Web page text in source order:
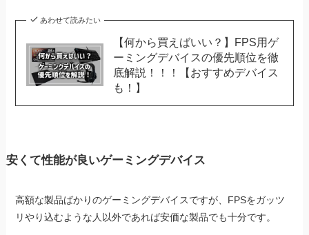
あわせて読みたい
【何から買えばいい？】FPS用ゲ
ーミングデバイスの優先順位を徹
底解説！！！【おすすめデバイス
も！】
安くて性能が良いゲーミングデバイス
高額な製品ばかりのゲーミングデバイスですが、FPSをガッツ
リやり込むような人以外であれば安価な製品でも十分です。